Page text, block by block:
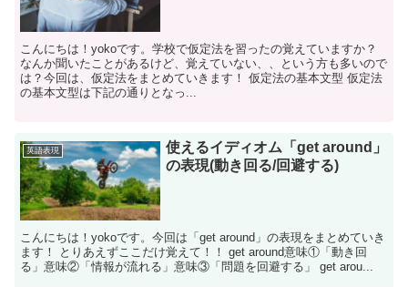
こんにちは！yokoです。学校で仮定法を習ったの覚えていますか？
なんか聞いたことがあるけど、覚えていない、、という方も多いので
は？今回は、仮定法をまとめていきます！ 仮定法の基本文型 仮定法
の基本文型は下記の通りとなっ...
英語表現
使えるイディオム「get around」
の表現(動き回る/回避する)
こんにちは！yokoです。今回は「get around」の表現をまとめていき
ます！ とりあえずここだけ覚えて！！ get around意味①「動き回
る」意味②「情報が流れる」意味③「問題を回避する」 get arou...